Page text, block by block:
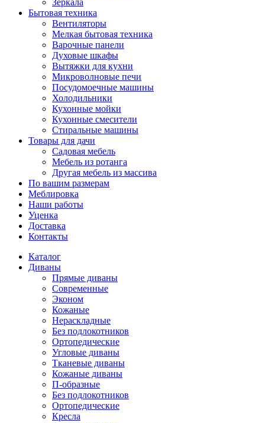
Зеркала
Бытовая техника
Вентиляторы
Мелкая бытовая техника
Варочные панели
Духовые шкафы
Вытяжки для кухни
Микроволновые печи
Посудомоечные машины
Холодильники
Кухонные мойки
Кухонные смесители
Стиральные машины
Товары для дачи
Садовая мебель
Мебель из ротанга
Другая мебель из массива
По вашим размерам
Меблировка
Наши работы
Уценка
Доставка
Контакты
Каталог
Диваны
Прямые диваны
Современные
Эконом
Кожаные
Нераскладные
Без подлокотников
Ортопедические
Угловые диваны
Тканевые диваны
Кожаные диваны
П-образные
Без подлокотников
Ортопедические
Кресла